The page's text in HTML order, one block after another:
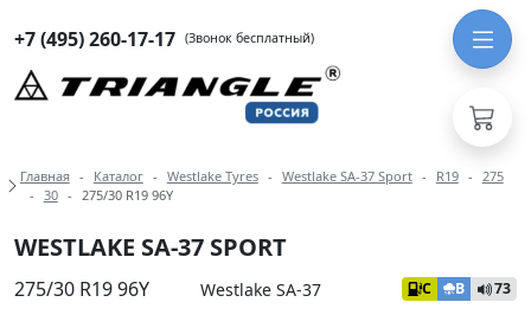
+7 (495) 260-17-17 (Звонок бесплатный)
Навигация по разделам модели
Главная Каталог Westlake Tyres Westlake SA-37 Sport R19
275
30
275/30 R19 96Y
WESTLAKE SA-37 SPORT
275/30 R19 96Y Westlake SA-37 C B 73